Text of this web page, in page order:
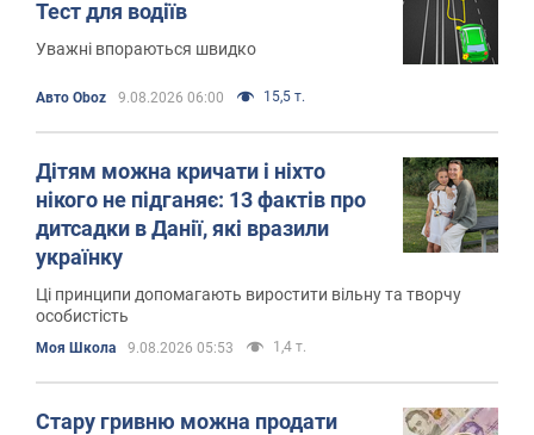
Тест для водіїв
Уважні впораються швидко
Авто Oboz 9.08.2026 06:00 15,5 т.
Дітям можна кричати і ніхто
нікого не підганяє: 13 фактів про
дитсадки в Данії, які вразили
українку
Ці принципи допомагають виростити вільну та творчу
особистість
Моя Школа 9.08.2026 05:53 1,4 т.
Стару гривню можна продати